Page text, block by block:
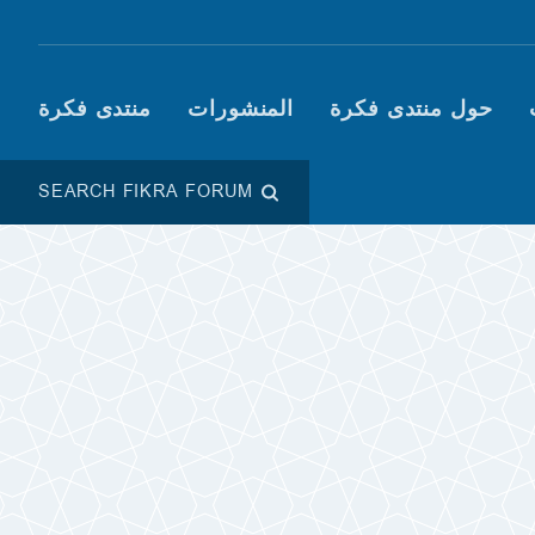
Main navigation (Fikra
حول منتدى فكرة المنشورات منتدى فكرة
SEARCH FIKRA FORUM